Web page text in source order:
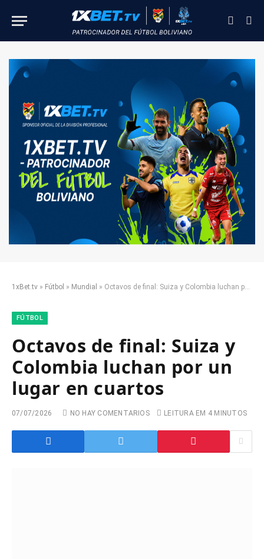
1xBet.tv » Fútbol » Mundial » Octavos de final: Suiza y Colombia luchan por un lugar en cuartos
FÚTBOL
Octavos de final: Suiza y
Colombia luchan por un
lugar en cuartos
07/07/2026 NO HAY COMENTARIOS LEITURA EM 4 MINUTOS